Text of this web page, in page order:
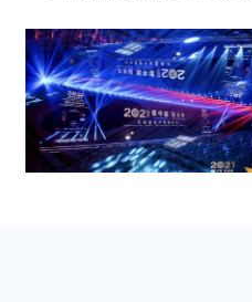
助我完成，而且也是设计构想
意，重点考虑设计安排，整个美
品发布典礼活动策划完美对应
有需要还会选择乐野策划。